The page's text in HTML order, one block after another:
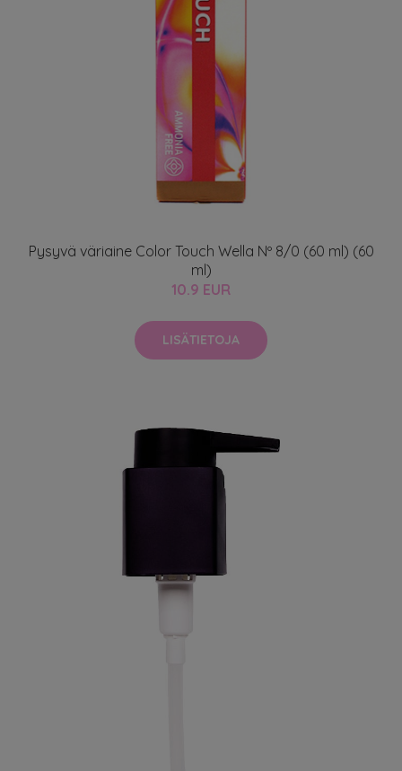
Pysyvä väriaine Color Touch Wella Nº 8/0 (60 ml) (60
ml)
10.9 EUR
LISÄTIETOJA